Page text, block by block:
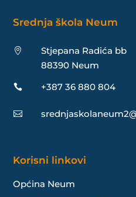
Srednja škola Neum

Stjepana Radića bb
88390 Neum
 +387 36 880 804

Korisni linkovi
Općina Neum